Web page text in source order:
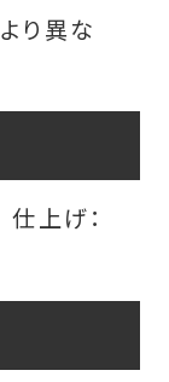
り異な
上げ：